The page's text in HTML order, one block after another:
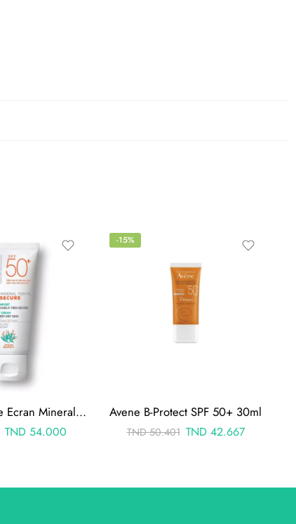
SVR Sun Secure Ecran Mineral Teinte Peaux Sèches Très Sèches SPF50 50ml
TND 54.000
-15%
Avene B-Protect SPF 50+ 30ml
TND50.401 TND42.667